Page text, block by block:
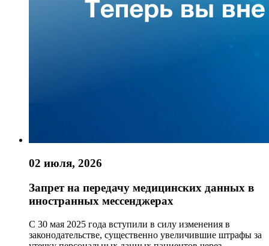
02 июля, 2026
Запрет на передачу медицинских данных в
иностранных мессенджерах
С 30 мая 2025 года вступили в силу изменения в
законодательстве, существенно увеличившие штрафы за